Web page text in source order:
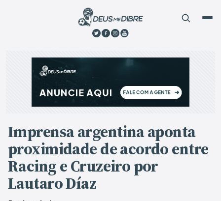
Imprensa argentina aponta
proximidade de acordo entre
Racing e Cruzeiro por
Lautaro Díaz